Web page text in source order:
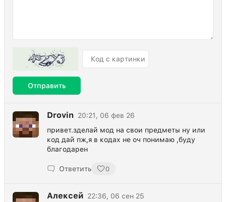
Отправить
Drovin 20:21, 06 фев 26
привет.зделай мод на свои предметы ну или
код дай пж,я в кодах не оч понимаю ,буду
благодарен
Ответить 0
Алексей 22:36, 06 сен 25